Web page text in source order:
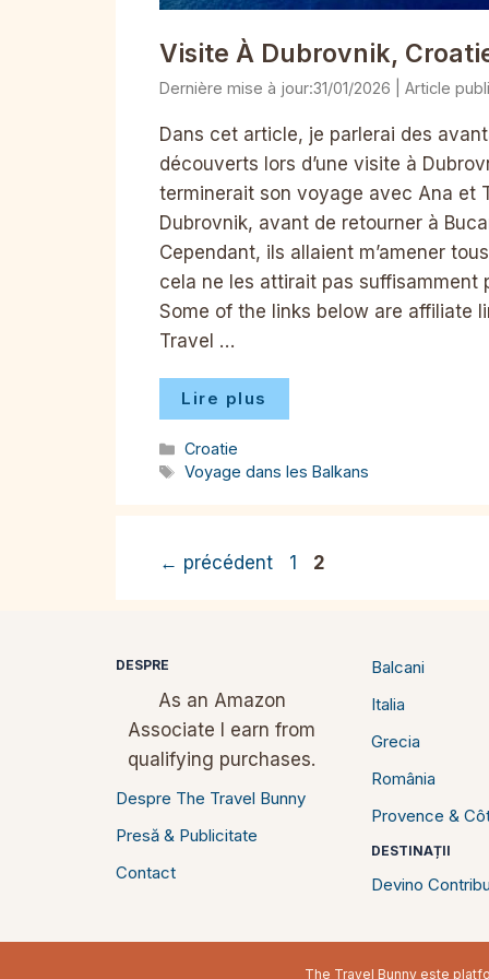
Visite À Dubrovnik,
31/01/2026
Dans cet article, je parlerai des
découverts lors d’une visite à
terminerait son voyage avec Ana et
Dubrovnik, avant de retourner à
Cependant, ils allaient m’amener
cela ne les attirait pas suffisamment
Some of the links below are affiliate
Travel …
Lire plus
Catégories
Croatie
Étiquettes
Voyage dans les Balkans
← précédent Page
1 Page
2
DESPRE
As an Amazon
Associate I earn from
qualifying purchases.
Despre The Travel Bunny
Presă & Publicitate
Contact
Balcani
Italia
Grecia
România
Provence &
DESTINAȚII
Devino
The Travel Bunny este